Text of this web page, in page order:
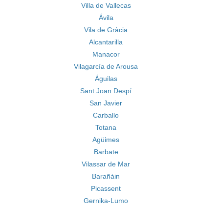
Villa de Vallecas
Ávila
Vila de Gràcia
Alcantarilla
Manacor
Vilagarcía de Arousa
Águilas
Sant Joan Despí
San Javier
Carballo
Totana
Agüimes
Barbate
Vilassar de Mar
Barañáin
Picassent
Gernika-Lumo